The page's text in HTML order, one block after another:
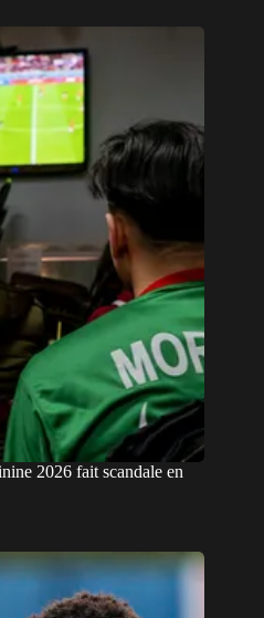
2026 fait scandale en